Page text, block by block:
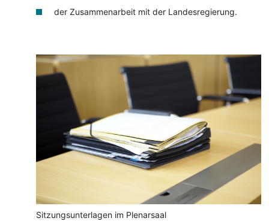
der Zusammenarbeit mit der Landesregierung.
Sitzungsunterlagen im Plenarsaal